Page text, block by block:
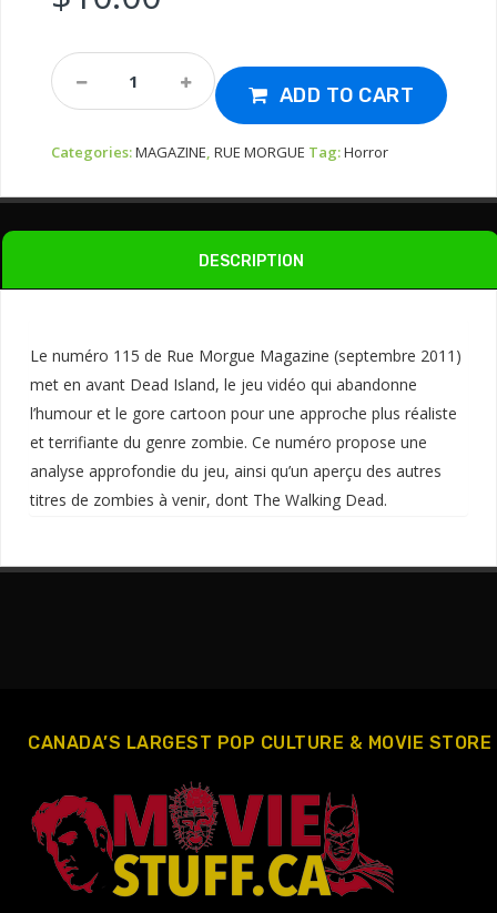
MAG
-
RUE
-
ISLAND
#115
ADD TO CART
Categories:MAGAZINE, RUE MORGUE Tag:Horror
DESCRIPTION
Le numéro 115 de Rue Morgue Magazine (septembre 2011)
met en avant Dead Island, le jeu vidéo qui abandonne
l’humour et le gore cartoon pour une approche plus réaliste
et terrifiante du genre zombie. Ce numéro propose une
analyse approfondie du jeu, ainsi qu’un aperçu des autres
titres de zombies à venir, dont The Walking Dead.
CANADA’S LARGEST POP CULTURE & MOVIE STORE